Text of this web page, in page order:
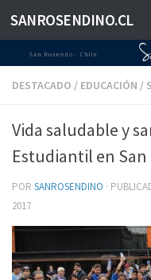
Saltar al contenido
SANROSENDINO.CL
DESTACADO / EDUCACIÓN /
Vida saludable y
Estudiantil en San
POR SANROSENDINO ·
2017